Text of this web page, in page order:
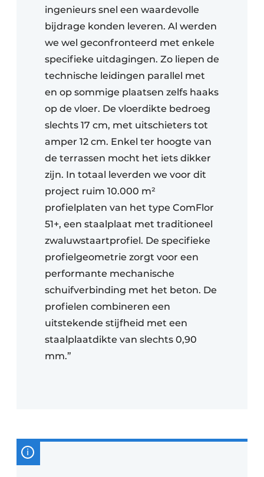
ingenieurs snel een waardevolle
bijdrage konden leveren. Al werden
we wel geconfronteerd met enkele
specifieke uitdagingen. Zo liepen de
technische leidingen parallel met
en op sommige plaatsen zelfs haaks
op de vloer. De vloerdikte bedroeg
slechts 17 cm, met uitschieters tot
amper 12 cm. Enkel ter hoogte van
de terrassen mocht het iets dikker
zijn. In totaal leverden we voor dit
project ruim 10.000 m²
profielplaten van het type ComFlor
51+, een staalplaat met traditioneel
zwaluwstaartprofiel. De specifieke
profielgeometrie zorgt voor een
performante mechanische
schuifverbinding met het beton. De
profielen combineren een
uitstekende stijfheid met een
staalplaatdikte van slechts 0,90
mm.”